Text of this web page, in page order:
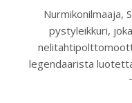
Nurmikonilmaaja,
pystyleikkuri,
legendaarista